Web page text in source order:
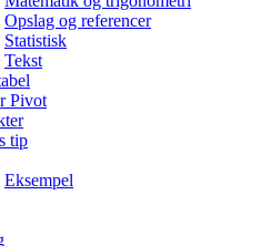
Opslag og referencer
Statistisk
Tekst
Pivot
tip
Eksempel